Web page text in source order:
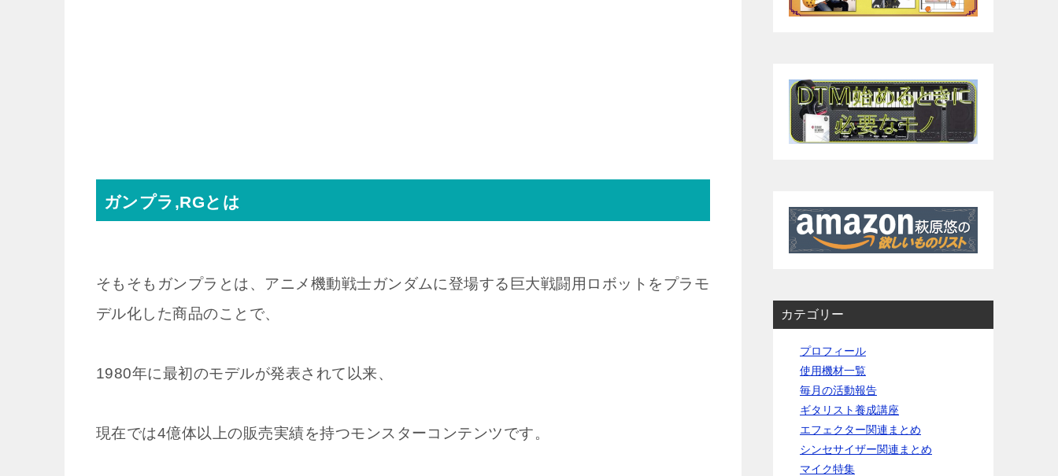
ガンプラ,RGとは
そもそもガンプラとは、アニメ機動戦士ガンダムに登場する巨大戦闘用ロボットをプラモ
デル化した商品のことで、
1980年に最初のモデルが発表されて以来、
現在では4億体以上の販売実績を持つモンスターコンテンツです。
カテゴリー
プロフィール
使用機材一覧
毎月の活動報告
ギタリスト養成講座
エフェクター関連まとめ
シンセサイザー関連まとめ
マイク特集